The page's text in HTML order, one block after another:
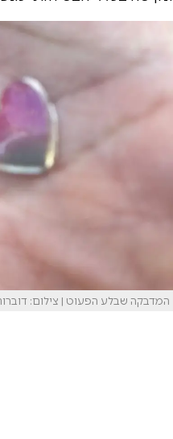
המדבקה שבלע הפעוט | צילום: